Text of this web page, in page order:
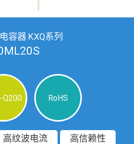
容器 KXQ系列
Q200 RoHS
高纹波电流
高信赖性